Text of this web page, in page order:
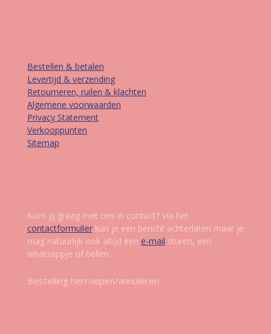
Bestellen & betalen
Levertijd & verzending
Retourneren, ruilen & klachten
Algemene voorwaarden
Privacy Statement
Verkooppunten
Sitemap
Kom jij graag met ons in contact? Via het
contactformulierkun je een bericht achterlaten maar je
mag natuurlijk ook altijd een e-mail sturen, een
whatsappje of bellen.
Bestelling herroepen/annuleren